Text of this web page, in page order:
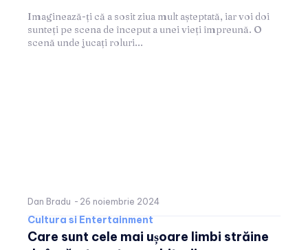
Imaginează-ți că a sosit ziua mult așteptată, iar voi doi
sunteți pe scena de început a unei vieți împreună. O
scenă unde jucați roluri...
Dan Bradu - 26 noiembrie 2024
Cultura si Entertainment
Care sunt cele mai ușoare limbi străine